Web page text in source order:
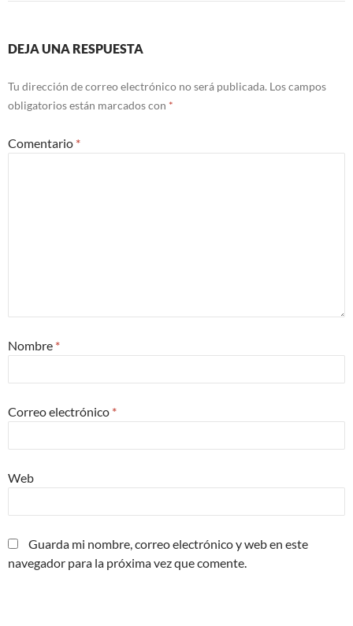
DEJA UNA RESPUESTA
Tu dirección de correo electrónico no será publicada. Los campos
obligatorios están marcados con *
Comentario *
Nombre *
Correo electrónico *
Web
Guarda mi nombre, correo electrónico y web en este
navegador para la próxima vez que comente.